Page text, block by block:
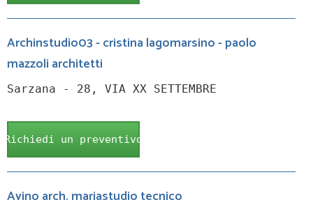
Archinstudio03 - cristina lagomarsino - paolo
mazzoli architetti
Sarzana - 28, VIA XX SETTEMBRE
Richiedi un preventivo